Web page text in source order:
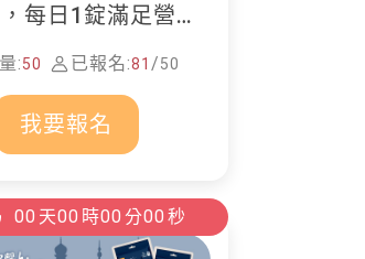
每日1錠滿足營養
所需
:50 已報名:81 /50
我要報名
00 天00 時00 分00 秒